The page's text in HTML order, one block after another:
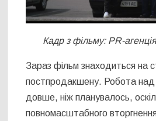
Кадр з фільму: PR-
Зараз фільм знаходиться на
постпродакшену. Робота над
довше, ніж планувалось,
повномасштабного вторгнення